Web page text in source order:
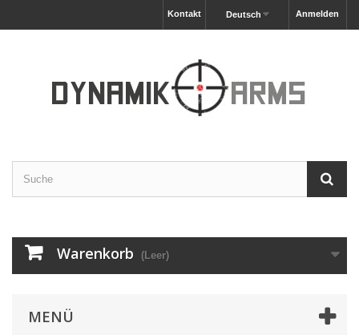
Anmelden
Deutsch
Kontakt
Warenkorb (Leer)
MENÜ